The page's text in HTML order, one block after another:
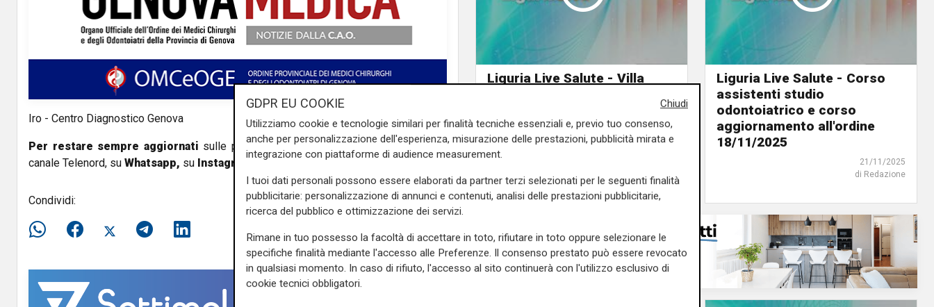
d
e
o
Iro - Centro Diagnostico Genova
Per restare sempre aggiornati sulle principali notizie sulla Liguria seguiteci sul
canale Telenord, su Whatsapp, su Instagram su e su
Condividi:
Liguria Live Salute - Villa
senologico 18/11/2025
21/11/2025
Liguria Live Salute - Corso
assistenti studio
odontoiatrico e corso
aggiornamento all'ordine
18/11/2025
21/11/2025
di Redazione
Chiudi
GDPR EU COOKIE
Utilizziamo cookie e tecnologie similari per finalità tecniche essenziali e, previo tuo consenso,
anche per personalizzazione dell'esperienza, misurazione delle prestazioni, pubblicità mirata e
integrazione con piattaforme di audience measurement.
I tuoi dati personali possono essere elaborati da partner terzi selezionati per le seguenti finalità
pubblicitarie: personalizzazione di annunci e contenuti, analisi delle prestazioni pubblicitarie,
ricerca del pubblico e ottimizzazione dei servizi.
Rimane in tuo possesso la facoltà di accettare in toto, rifiutare in toto oppure selezionare le
specifiche finalità mediante l'accesso alle Preferenze. Il consenso prestato può essere revocato
in qualsiasi momento. In caso di rifiuto, l'accesso al sito continuerà con l'utilizzo esclusivo di
cookie tecnici obbligatori.